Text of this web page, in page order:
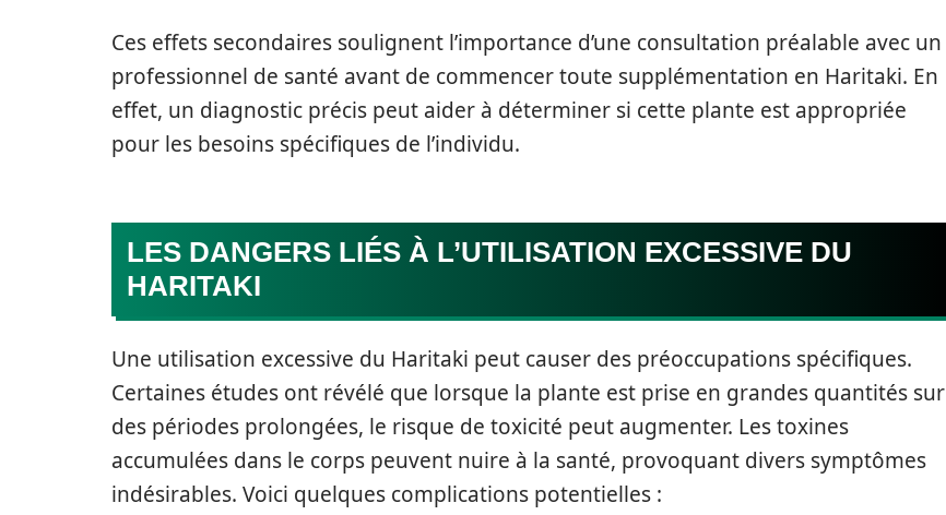
Ces effets secondaires soulignent l’importance d’une consultation préalable avec un
professionnel de santé avant de commencer toute supplémentation en Haritaki. En
effet, un diagnostic précis peut aider à déterminer si cette plante est appropriée
pour les besoins spécifiques de l’individu.
LES DANGERS LIÉS À L’UTILISATION EXCESSIVE DU
HARITAKI
Une utilisation excessive du Haritaki peut causer des préoccupations spécifiques.
Certaines études ont révélé que lorsque la plante est prise en grandes quantités sur
des périodes prolongées, le risque de toxicité peut augmenter. Les toxines
accumulées dans le corps peuvent nuire à la santé, provoquant divers symptômes
indésirables. Voici quelques complications potentielles :